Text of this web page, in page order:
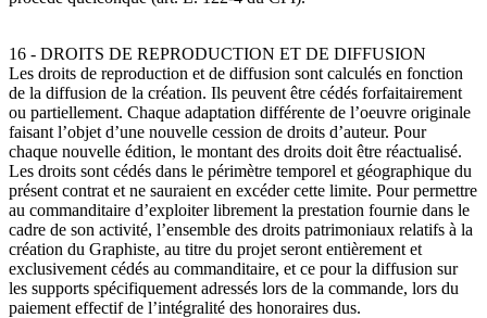
16 - DROITS DE REPRODUCTION ET DE DIFFUSION
Les droits de reproduction et de diffusion sont calculés en fonction
de la diffusion de la création. Ils peuvent être cédés forfaitairement
ou partiellement. Chaque adaptation différente de l’oeuvre originale
faisant l’objet d’une nouvelle cession de droits d’auteur. Pour
chaque nouvelle édition, le montant des droits doit être réactualisé.
Les droits sont cédés dans le périmètre temporel et géographique du
présent contrat et ne sauraient en excéder cette limite. Pour permettre
au commanditaire d’exploiter librement la prestation fournie dans le
cadre de son activité, l’ensemble des droits patrimoniaux relatifs à la
création du Graphiste, au titre du projet seront entièrement et
exclusivement cédés au commanditaire, et ce pour la diffusion sur
les supports spécifiquement adressés lors de la commande, lors du
paiement effectif de l’intégralité des honoraires dus.